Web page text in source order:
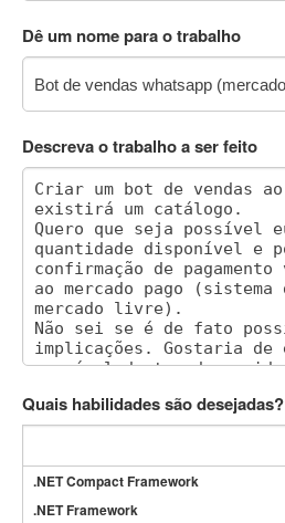
Dê um nome para o trabalho
Descreva o trabalho a ser feito
Quais habilidades são desejadas?
.NET Compact Framework
.NET Framework